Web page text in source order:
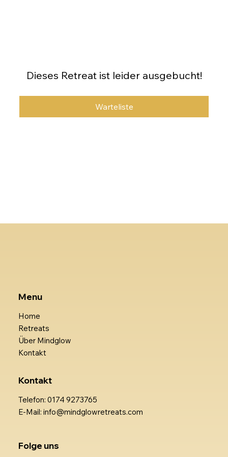
Dieses Retreat ist leider ausgebucht!
Warteliste
Menu
Home
Retreats
Über Mindglow
Kontakt
Kontakt
Telefon: 0174 9273765
E-Mail: info@mindglowretreats.com
Folge uns